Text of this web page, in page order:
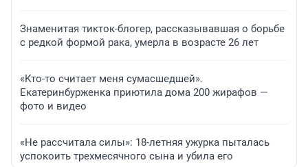
Знаменитая тикток-блогер, рассказывавшая о борьбе
с редкой формой рака, умерла в возрасте 26 лет
«Кто-то считает меня сумасшедшей».
Екатеринбурженка приютила дома 200 жирафов —
фото и видео
«Не рассчитала силы»: 18-летняя ужурка пыталась
успокоить трехмесячного сына и убила его